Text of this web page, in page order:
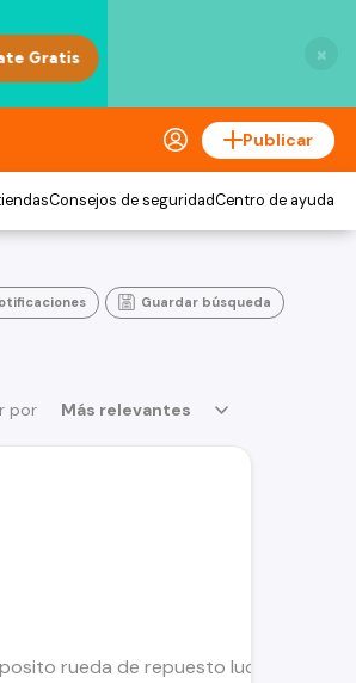
×
Publicar
Consejos de seguridadCentro de ayuda
Guardar búsqueda
por Más relevantes
rueda de repuesto luces ,